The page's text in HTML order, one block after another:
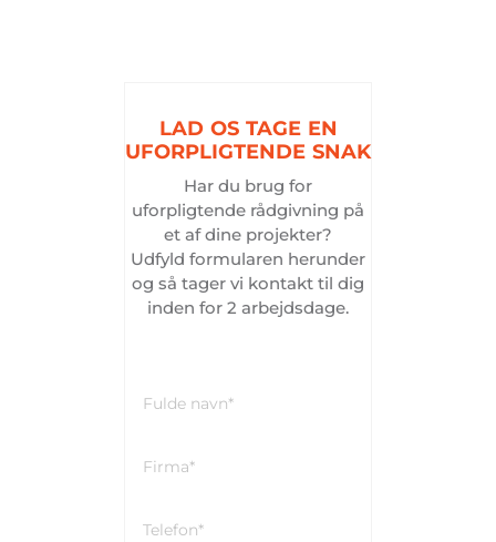
LAD OS TAGE EN
UFORPLIGTENDE SNAK
Har du brug for
uforpligtende rådgivning på
et af dine projekter?
Udfyld formularen herunder
og så tager vi kontakt til dig
inden for 2 arbejdsdage.